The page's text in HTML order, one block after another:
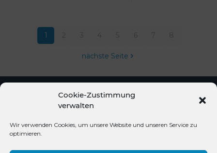
Cookie-Zustimmung
verwalten
Wir verwenden Cookies, um unsere Website und unseren Service zu
optimieren.
1 3 4 5 6 7 8
nächste Seite
© 2020 Hotel Brunnwirt | facebook
instagram